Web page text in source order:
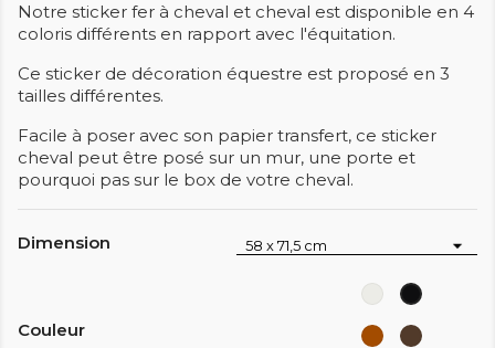
Notre sticker fer à cheval et cheval est disponible en 4
coloris différents en rapport avec l'équitation.
Ce sticker de décoration équestre est proposé en 3
tailles différentes.
Facile à poser avec son papier transfert, ce sticker
cheval peut être posé sur un mur, une porte et
pourquoi pas sur le box de votre cheval.
Dimension
Couleur
BlancNoir
MarronBrun